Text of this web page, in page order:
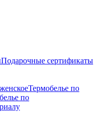
Подарочные сертификаты
Термобелье по
по